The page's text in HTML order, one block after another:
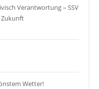
Verantwortung – SSV
Zukunft
Wetter!